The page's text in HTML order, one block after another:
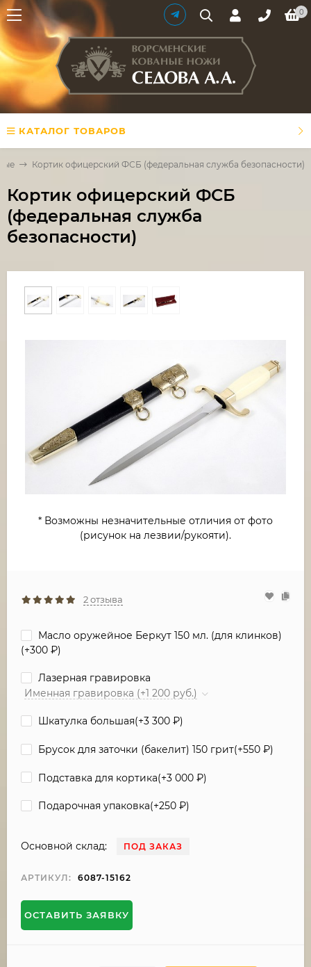
0
КАТАЛОГ ТОВАРОВ
Кортик офицерский ФСБ (федеральная служба безопасности)
Кортик офицерский ФСБ
(федеральная служба
безопасности)
* Возможны незначительные отличия от фото
(рисунок на лезвии/рукояти).
2 отзыва
Масло оружейное Беркут 150 мл. (для клинков)
(+300 ₽)
Лазерная гравировка
Именная гравировка (+1 200 руб.)
Шкатулка большая(+3 300 ₽)
Брусок для заточки (бакелит) 150 грит(+550 ₽)
Подставка для кортика(+3 000 ₽)
Подарочная упаковка(+250 ₽)
Основной склад: ПОД ЗАКАЗ
АРТИКУЛ: 6087-15162
ОСТАВИТЬ ЗАЯВКУ